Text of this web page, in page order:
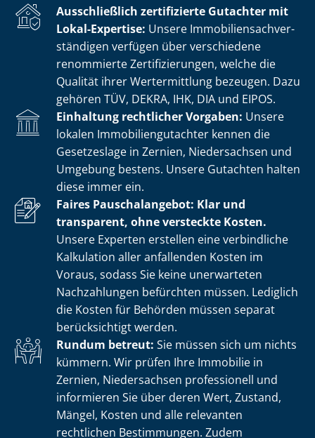
Ausschließlich zertifizierte Gutachter mit
Lokal-Expertise: Unsere Im­mo­bi­li­en­sach­ver­
stän­di­gen verfügen über verschiedene
renommierte Zer­ti­fi­zie­run­gen, welche die
Qualität ihrer Wertermittlung bezeugen. Dazu
gehören TÜV, DEKRA, IHK, DIA und EIPOS.
Einhaltung rechtlicher Vorgaben: Unsere
lokalen Im­mo­bi­li­en­gut­ach­ter kennen die
Gesetzeslage in Zernien, Niedersachsen und
Umgebung bestens. Unsere Gutachten halten
diese immer ein.
Faires Pauschalangebot: Klar und
transparent, ohne versteckte Kosten.
Unsere Experten erstellen eine verbindliche
Kalkulation aller anfallenden Kosten im
Voraus, sodass Sie keine unerwarteten
Nachzahlungen befürchten müssen. Lediglich
die Kosten für Behörden müssen separat
berücksichtigt werden.
Rundum betreut: Sie müssen sich um nichts
kümmern. Wir prüfen Ihre Immobilie in
Zernien, Niedersachsen professionell und
informieren Sie über deren Wert, Zustand,
Mängel, Kosten und alle relevanten
rechtlichen Bestimmungen. Zudem